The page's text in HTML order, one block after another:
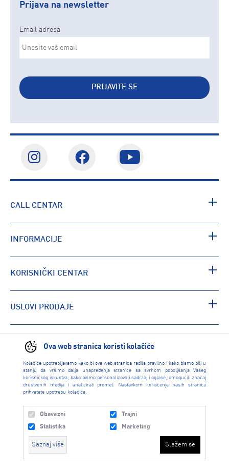
Ova web stranica koristi kolačiće
Kolačiće upotrebljavamo kako bi ova web stranica radila pravilno i kako bismo bili u
stanju da vršimo dalja unapređenja stranice sa svrhom poboljšanja Vašeg
korisničkog iskustva, kako bismo personalizovali sadržaj i oglase, omogućili značaj
društvenih medija i analizirali promet. Nastavkom korišćenja naših stranica
prihvatate upotrebu kolačića.
Obavezni
Trajni
Statistika
Marketing
Saznaj više Slažem se
Prijava na newsletter
Email adresa
PRIJAVITE SE
CALL CENTAR
INFORMACIJE
KORISNIČKI CENTAR
USLOVI PRODAJE
PRONAĐI RADNJU
INTERSPORT 2026 created by Enetel Solutions